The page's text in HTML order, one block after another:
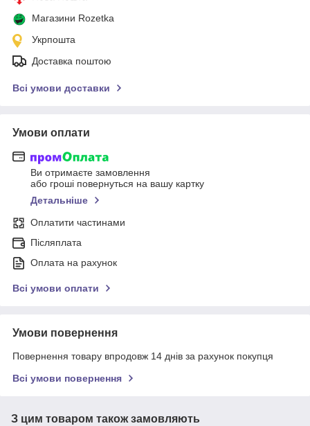
Магазини Rozetka
Укрпошта
Доставка поштою
Всі умови доставки
Умови оплати
Ви отримаєте замовлення
або гроші повернуться на вашу картку
Детальніше
Оплатити частинами
Післяплата
Оплата на рахунок
Всі умови оплати
Умови повернення
Повернення товару впродовж 14 днів за рахунок покупця
Всі умови повернення
З цим товаром також замовляють